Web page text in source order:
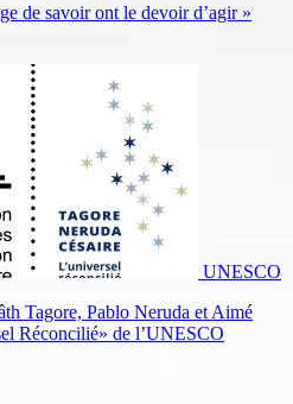
de savoir ont le devoir d’agir »
UNESCO
Tagore, Pablo Neruda et Aimé
Réconcilié» de l’UNESCO